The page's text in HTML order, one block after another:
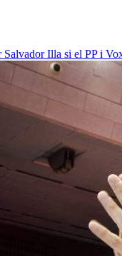
Salvador Illa si el PP i